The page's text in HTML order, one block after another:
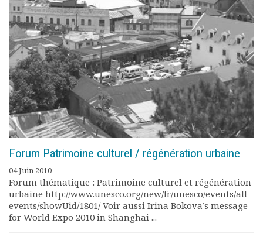
Forum Patrimoine culturel / régénération urbaine
04 Juin 2010
Forum thématique : Patrimoine culturel et régénération
urbaine http://www.unesco.org/new/fr/unesco/events/all-
events/showUid/1801/ Voir aussi Irina Bokova’s message
for World Expo 2010 in Shanghai ...